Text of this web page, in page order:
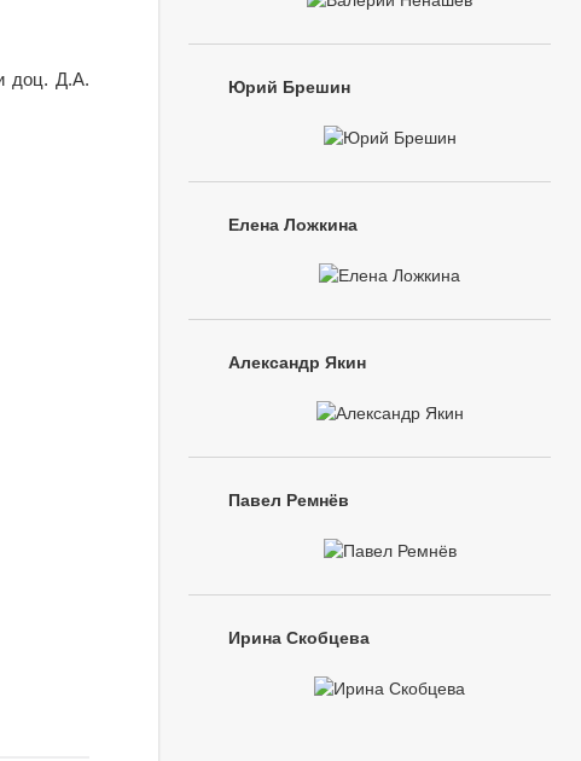
доц. Д.А.
Юрий Брешин
Елена Ложкина
Александр Якин
Павел Ремнёв
Ирина Скобцева